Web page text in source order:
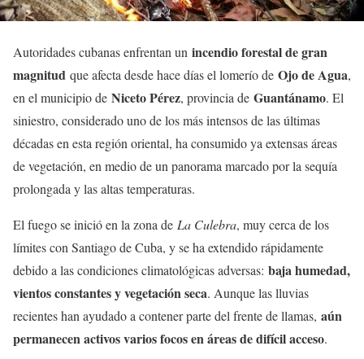
Autoridades cubanas enfrentan un incendio forestal de gran
magnitud que afecta desde hace días el lomerío de Ojo de Agua,
en el municipio de Niceto Pérez, provincia de Guantánamo. El
siniestro, considerado uno de los más intensos de las últimas
décadas en esta región oriental, ha consumido ya extensas áreas
de vegetación, en medio de un panorama marcado por la sequía
prolongada y las altas temperaturas.
El fuego se inició en la zona de La Culebra, muy cerca de los
límites con Santiago de Cuba, y se ha extendido rápidamente
debido a las condiciones climatológicas adversas: baja humedad,
vientos constantes y vegetación seca. Aunque las lluvias
recientes han ayudado a contener parte del frente de llamas, aún
permanecen activos varios focos en áreas de difícil acceso.